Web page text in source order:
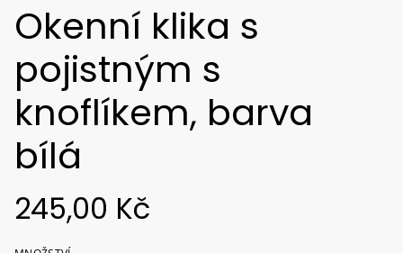
Okenní klika s
pojistným s
knoflíkem, barva
bílá
245,00 Kč